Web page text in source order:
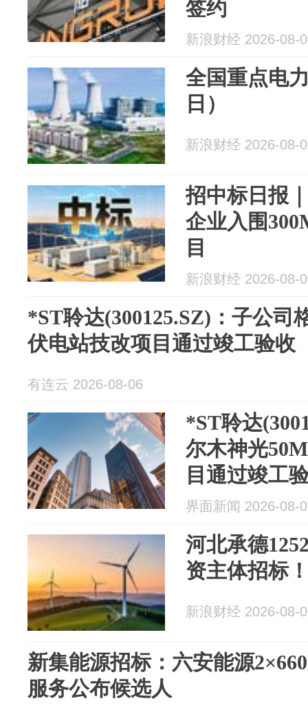
签约
新浪财经 2026-08-
全国重点电
日）
新浪财经 2026-08-
招中标日报
企业入围
目
新浪财经 2026-08-
*ST聆达(300125.SZ)：子公司
伏电站技改项目通过竣工验收
有连云 2026-08-06
*ST聆达
尔木神光
目通过竣工
界面新闻 2026-08-
河北承德
资主体招标
新浪财经 2026-08-
新集能源招标：六安能源
服务公布候选人